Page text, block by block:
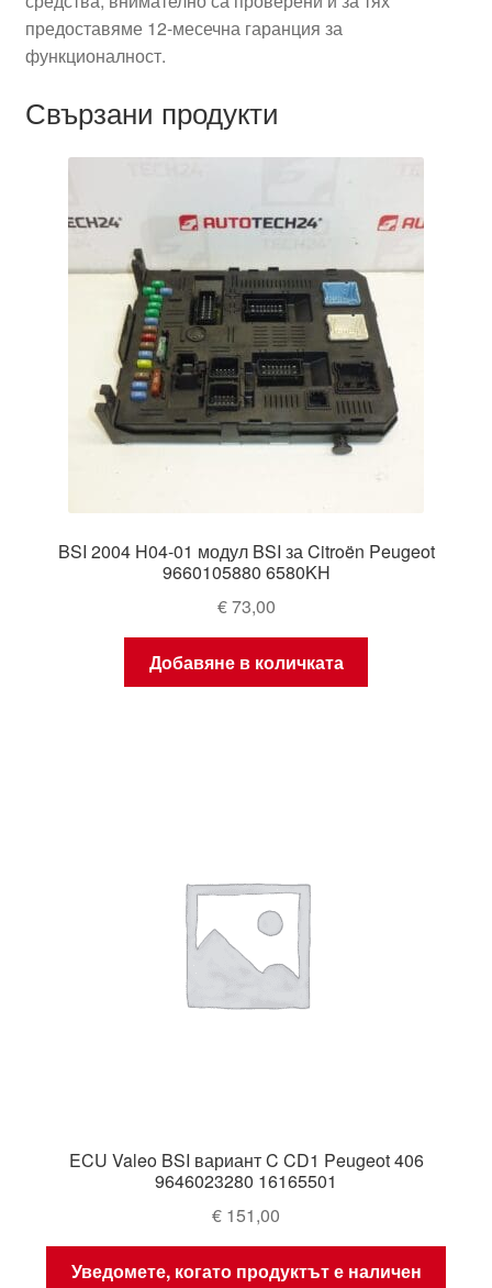
предоставяме 12-месечна гаранция за
функционалност.
Свързани продукти
BSI 2004 H04-01 модул BSI за Citroën Peugeot
9660105880 6580KH
€73,00
Добавяне в количката
ECU Valeo BSI вариант C CD1 Peugeot 406
9646023280 16165501
€ 151,00
Уведомете, когато продуктът е наличен